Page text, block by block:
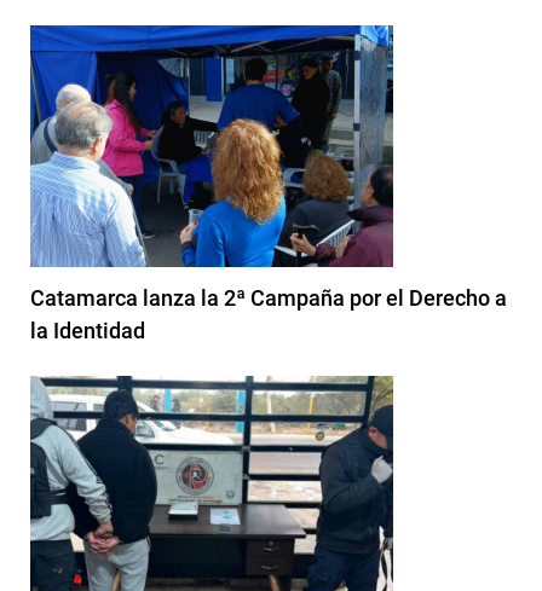
Catamarca lanza la 2ª Campaña por el Derecho a
la Identidad